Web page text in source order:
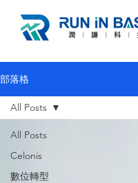
部落格
All Posts
Celonis
數位轉型
All Posts